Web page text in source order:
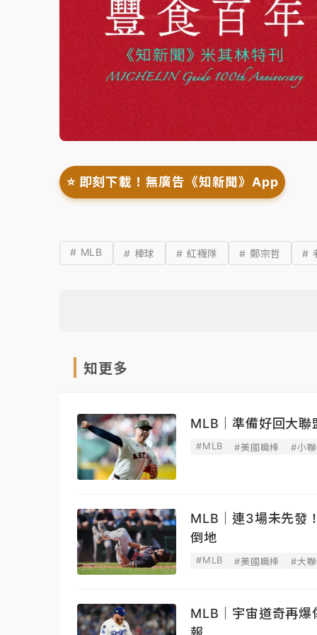
⭐️ 即刻下載！無廣告《知新聞》App
# MLB # 棒球 # 紅襪隊 # 鄭宗哲 #
知更多
MLB｜準備好回大
#MLB #美國職棒 #小
MLB｜連3場未先發
倒地
#MLB #美國職棒 #大
MLB｜宇宙道奇再